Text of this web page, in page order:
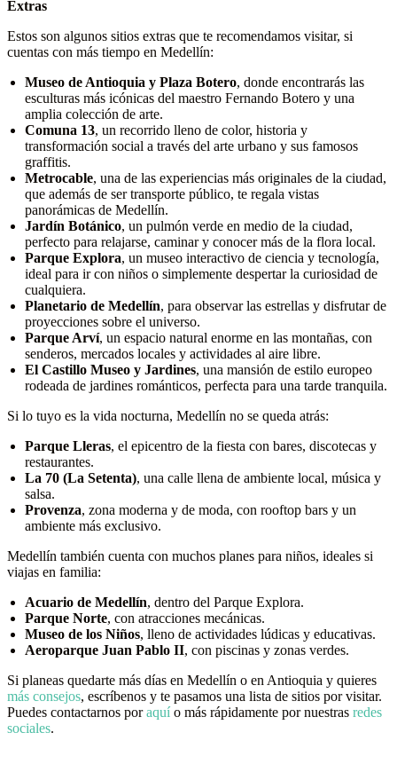
Extras
Estos son algunos sitios extras que te recomendamos visitar, si
cuentas con más tiempo en Medellín:
Museo de Antioquia y Plaza Botero, donde encontrarás las
esculturas más icónicas del maestro Fernando Botero y una
amplia colección de arte.
Comuna 13, un recorrido lleno de color, historia y
transformación social a través del arte urbano y sus famosos
graffitis.
Metrocable, una de las experiencias más originales de la ciudad,
que además de ser transporte público, te regala vistas
panorámicas de Medellín.
Jardín Botánico, un pulmón verde en medio de la ciudad,
perfecto para relajarse, caminar y conocer más de la flora local.
Parque Explora, un museo interactivo de ciencia y tecnología,
ideal para ir con niños o simplemente despertar la curiosidad de
cualquiera.
Planetario de Medellín, para observar las estrellas y disfrutar de
proyecciones sobre el universo.
Parque Arví, un espacio natural enorme en las montañas, con
senderos, mercados locales y actividades al aire libre.
El Castillo Museo y Jardines, una mansión de estilo europeo
rodeada de jardines románticos, perfecta para una tarde tranquila.
Si lo tuyo es la vida nocturna, Medellín no se queda atrás:
Parque Lleras, el epicentro de la fiesta con bares, discotecas y
restaurantes.
La 70 (La Setenta), una calle llena de ambiente local, música y
salsa.
Provenza, zona moderna y de moda, con rooftop bars y un
ambiente más exclusivo.
Medellín también cuenta con muchos planes para niños, ideales si
viajas en familia:
Acuario de Medellín, dentro del Parque Explora.
Parque Norte, con atracciones mecánicas.
Museo de los Niños, lleno de actividades lúdicas y educativas.
Aeroparque Juan Pablo II, con piscinas y zonas verdes.
Si planeas quedarte más días en Medellín o en Antioquia y quieres
más consejos, escríbenos y te pasamos una lista de sitios por visitar.
Puedes contactarnos poraquío más rápidamente por nuestras redes
sociales.